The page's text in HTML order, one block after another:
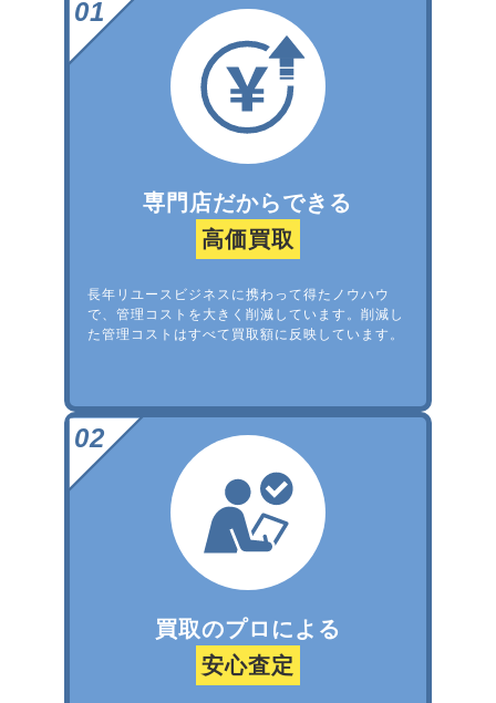
専門店だからできる
高価買取
長年リユースビジネスに携わって得たノウハウ
で、管理コストを大きく削減しています。削減し
た管理コストはすべて買取額に反映しています。
買取のプロによる
安心査定